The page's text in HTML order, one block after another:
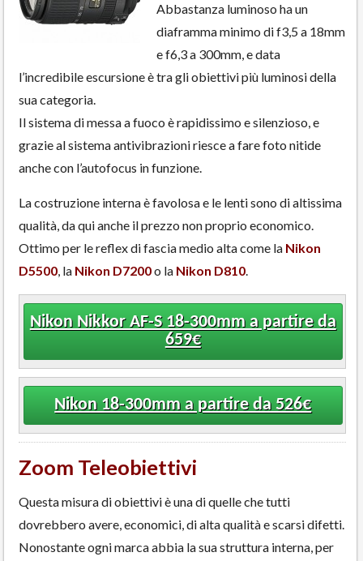
Abbastanza luminoso ha un
diaframma minimo di f3,5 a 18mm
e f6,3 a 300mm, e data
l’incredibile escursione è tra gli obiettivi più luminosi della
sua categoria.
Il sistema di messa a fuoco è rapidissimo e silenzioso, e
grazie al sistema antivibrazioni riesce a fare foto nitide
anche con l’autofocus in funzione.
La costruzione interna è favolosa e le lenti sono di altissima
qualità, da qui anche il prezzo non proprio economico.
Ottimo per le reflex di fascia medio alta come la Nikon
D5500, la Nikon D7200o la Nikon D810.
Nikon Nikkor AF-S 18-300mm a partire da
659€
Nikon 18-300mm a partire da 526€
Zoom Teleobiettivi
Questa misura di obiettivi è una di quelle che tutti
dovrebbero avere, economici, di alta qualità e scarsi difetti.
Nonostante ogni marca abbia la sua struttura interna, per